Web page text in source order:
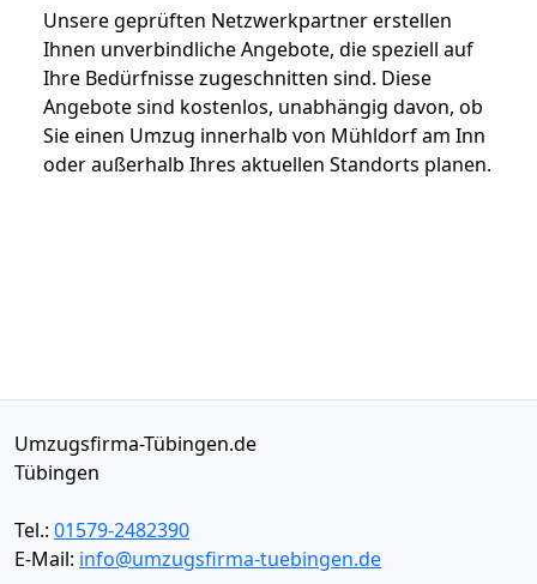
Unsere geprüften Netzwerkpartner erstellen
Ihnen unverbindliche Angebote, die speziell auf
Ihre Bedürfnisse zugeschnitten sind. Diese
Angebote sind kostenlos, unabhängig davon, ob
Sie einen Umzug innerhalb von Mühldorf am Inn
oder außerhalb Ihres aktuellen Standorts planen.
Umzugsfirma-Tübingen.de
Tübingen
Tel.: 01579-2482390
E-Mail: info@umzugsfirma-tuebingen.de